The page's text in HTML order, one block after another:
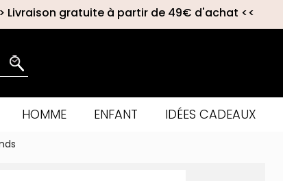
Livraison gratuite à partir de 49€ d'achat <<
HOMME ENFANT IDÉES CADEAUX